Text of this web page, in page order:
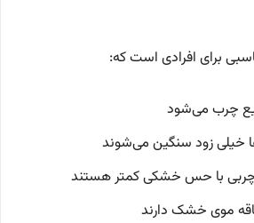
برای افرادی است که:
چرب می‌شود
خیلی زود سنگین می‌شوند
چربی با حس خشکی کمتر هستند
موی خشک دارند